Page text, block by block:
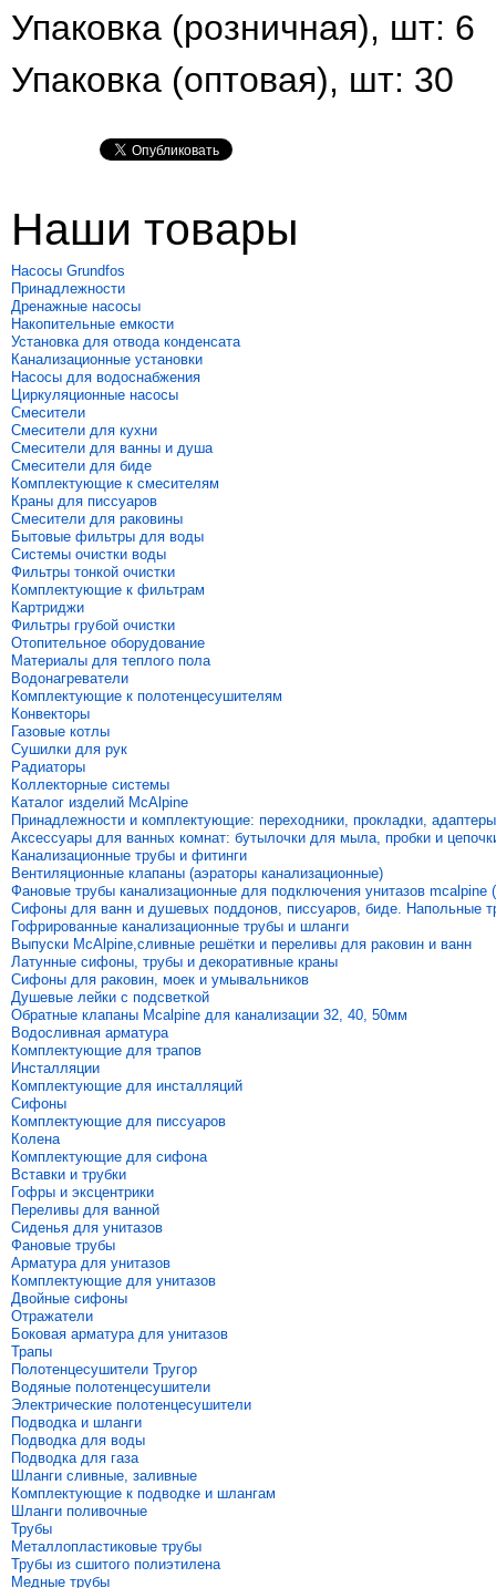
Упаковка (розничная), шт: 6
Упаковка (оптовая), шт: 30
Наши товары
Насосы Grundfos
Принадлежности
Дренажные насосы
Накопительные емкости
Установка для отвода конденсата
Канализационные установки
Насосы для водоснабжения
Циркуляционные насосы
Смесители
Смесители для кухни
Смесители для ванны и душа
Смесители для биде
Комплектующие к смесителям
Краны для писсуаров
Смесители для раковины
Бытовые фильтры для воды
Системы очистки воды
Фильтры тонкой очистки
Комплектующие к фильтрам
Картриджи
Фильтры грубой очистки
Отопительное оборудование
Материалы для теплого пола
Водонагреватели
Комплектующие к полотенцесушителям
Конвекторы
Газовые котлы
Сушилки для рук
Радиаторы
Коллекторные системы
Каталог изделий McAlpine
Принадлежности и комплектующие: переходники, прокладки, адаптеры
Аксессуары для ванных комнат: бутылочки для мыла, пробки и
Канализационные трубы и фитинги
Вентиляционные клапаны (аэраторы канализационные)
Фановые трубы канализационные для подключения унитазов mcalpine
Сифоны для ванн и душевых поддонов, писсуаров, биде. Напольные
Гофрированные канализационные трубы и шланги
Выпуски McAlpine,сливные решётки и переливы для раковин и ванн
Латунные сифоны, трубы и декоративные краны
Сифоны для раковин, моек и умывальников
Душевые лейки с подсветкой
Обратные клапаны Mcalpine для канализации 32, 40, 50мм
Водосливная арматура
Комплектующие для трапов
Инсталляции
Комплектующие для инсталляций
Сифоны
Комплектующие для писсуаров
Колена
Комплектующие для сифона
Вставки и трубки
Гофры и эксцентрики
Переливы для ванной
Сиденья для унитазов
Фановые трубы
Арматура для унитазов
Комплектующие для унитазов
Двойные сифоны
Отражатели
Боковая арматура для унитазов
Трапы
Полотенцесушители Тругор
Водяные полотенцесушители
Электрические полотенцесушители
Подводка и шланги
Подводка для воды
Подводка для газа
Шланги сливные, заливные
Комплектующие к подводке и шлангам
Шланги поливочные
Трубы
Металлопластиковые трубы
Трубы из сшитого полиэтилена
Медные трубы